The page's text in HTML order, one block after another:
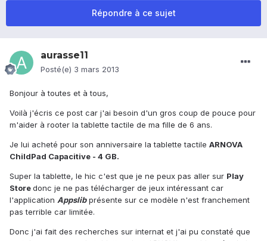
Répondre à ce sujet
aurasse11
Posté(e) 3 mars 2013
Bonjour à toutes et à tous,
Voilà j'écris ce post car j'ai besoin d'un gros coup de pouce pour
m'aider à rooter la tablette tactile de ma fille de 6 ans.
Je lui acheté pour son anniversaire la tablette tactile ARNOVA
ChildPad Capacitive - 4 GB.
Super la tablette, le hic c'est que je ne peux pas aller sur Play
Storedonc je ne pas télécharger de jeux intéressant car
l'application Appslibprésente sur ce modèle n'est franchement
pas terrible car limitée.
Donc j'ai fait des recherches sur internat et j'ai pu constaté que